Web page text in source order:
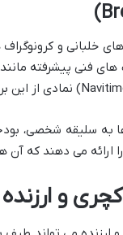
خلبانی و
های فنی پیشرفته
به سلیقه شخصی،
ارائه می دهند که آن
و ارزنده